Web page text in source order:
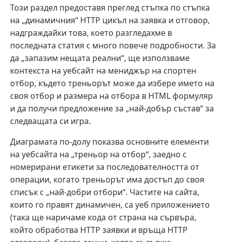
Този раздел предоставя преглед стъпка по стъпка
на „динамичния“ HTTP цикъл на заявка и отговор,
надграждайки това, което разгледахме в
последната статия с много повече подробности. За
да „запазим нещата реални“, ще използваме
контекста на уебсайт на мениджър на спортен
отбор, където треньорът може да избере името на
своя отбор и размера на отбора в HTML формуляр
и да получи предложение за „най-добър състав“ за
следващата си игра.
Диаграмата по-долу показва основните елементи
на уебсайта на „треньор на отбор“, заедно с
номерирани етикети за последователността от
операции, когато треньорът има достъп до своя
списък с „най-добри отбори“. Частите на сайта,
които го правят динамичен, са уеб приложението
(така ще наричаме кода от страна на сървъра,
който обработва HTTP заявки и връща HTTP